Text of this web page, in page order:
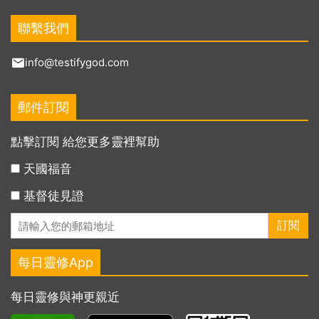
聯繫我們
info@testifygod.com
郵件訂閱
點擊訂閱 給您更多靈裡幫助
天國福音
基督徒見證
每日靈修App
每日靈修與神更親近